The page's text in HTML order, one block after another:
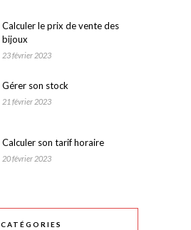
Calculer le prix de vente des
bijoux
23 février 2023
Gérer son stock
21 février 2023
Calculer son tarif horaire
20 février 2023
CATÉGORIES